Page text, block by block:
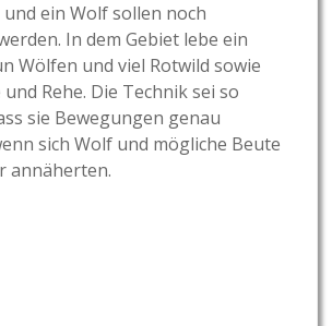
ein Wolf sollen noch
In dem Gebiet lebe ein
Wölfen und viel Rotwild sowie
Rehe. Die Technik sei so
sie Bewegungen genau
sich Wolf und mögliche Beute
annäherten.